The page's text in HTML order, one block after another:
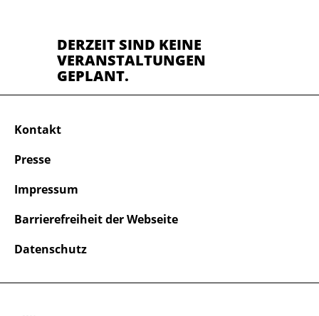
DERZEIT SIND KEINE
VERANSTALTUNGEN
GEPLANT.
Kontakt
Presse
Impressum
Barrierefreiheit der Webseite
Datenschutz